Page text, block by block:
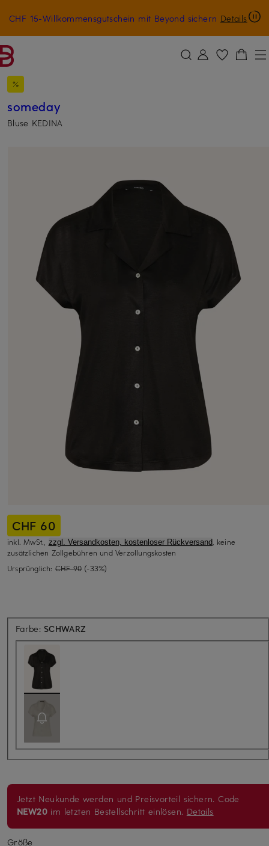
ZUM HAUPTINHALT ÜBERSPRINGEN ZUM SUCHFELD ÜBERSPRINGEN
CHF 15-Willkommensgutschein mit Beyond sichern Details
someday
Bluse KEDINA
CHF 60
inkl. MwSt., zzgl. Versandkosten, kostenloser Rückversand, keine
zusätzlichen Zollgebühren und Verzollungskosten
Ursprünglich: CHF 90 (-33%)
Farbe: SCHWARZ
Jetzt Neukunde werden und Preisvorteil sichern. Code
NEW20 im letzten Bestellschritt einlösen. Details
Größe